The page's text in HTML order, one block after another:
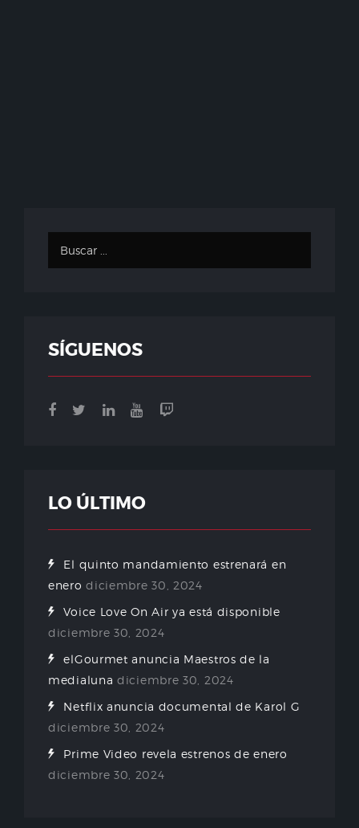
SÍGUENOS
LO ÚLTIMO
El quinto mandamiento estrenará en
enero diciembre 30, 2024
Voice Love On Air ya está disponible
diciembre 30, 2024
elGourmet anuncia Maestros de la
medialuna diciembre 30, 2024
Netflix anuncia documental de Karol G
diciembre 30, 2024
Prime Video revela estrenos de enero
diciembre 30, 2024